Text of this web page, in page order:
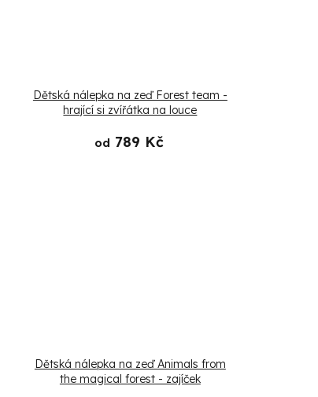
Dětská nálepka na zeď Forest team -
hrající si zvířátka na louce
od 789 Kč
Dětská nálepka na zeď Animals from
the magical forest - zajíček